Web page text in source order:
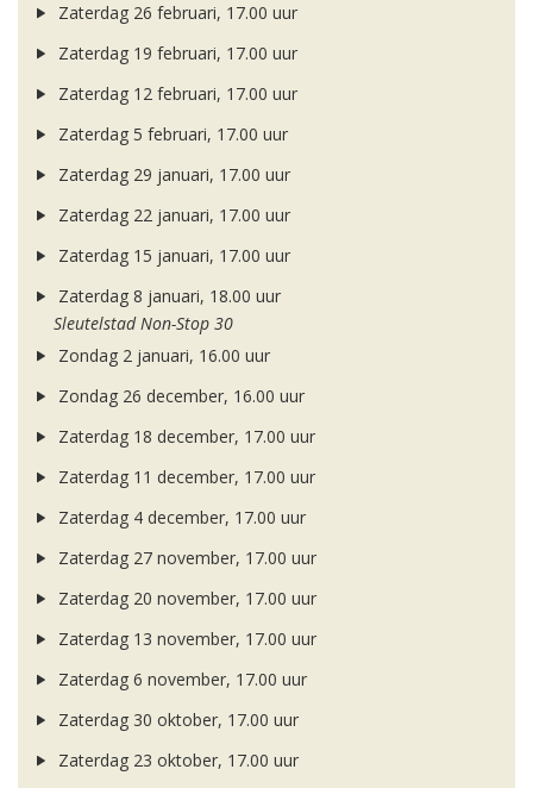
Zaterdag 26 februari, 17.00 uur
Zaterdag 19 februari, 17.00 uur
Zaterdag 12 februari, 17.00 uur
Zaterdag 5 februari, 17.00 uur
Zaterdag 29 januari, 17.00 uur
Zaterdag 22 januari, 17.00 uur
Zaterdag 15 januari, 17.00 uur
Zaterdag 8 januari, 18.00 uur
Sleutelstad Non-Stop 30
Zondag 2 januari, 16.00 uur
Zondag 26 december, 16.00 uur
Zaterdag 18 december, 17.00 uur
Zaterdag 11 december, 17.00 uur
Zaterdag 4 december, 17.00 uur
Zaterdag 27 november, 17.00 uur
Zaterdag 20 november, 17.00 uur
Zaterdag 13 november, 17.00 uur
Zaterdag 6 november, 17.00 uur
Zaterdag 30 oktober, 17.00 uur
Zaterdag 23 oktober, 17.00 uur